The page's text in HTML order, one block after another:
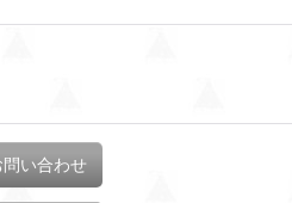
問い合わせ